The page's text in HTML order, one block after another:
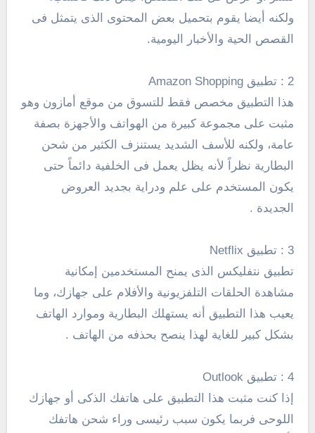
ولكنه أيضا يقوم بتحميل بعض المحتوى الذى يتمثل فى
القصص الحية والأخبار اليومية.
2 : تطبيق Amazon Shopping
هذا التطبيق مخصص فقط للتسوق من موقع أمازون وهو
مثبت على مجموعة كبيرة من الهواتف والأجهزة بصفة
عامة، ولكنه للأسف الشديد يستنزف الكثير من شحن
البطارية نظراً لأنه يظل يعمل فى الخلفية دائماً حتى
يكون المستخدم على علم ودراية بجديد العروض
الجديدة .
3 : تطبيق Netflix
تطبيق نتفليكس الذى يمنح المستخدمين إمكانية
مشاهدة الحلقات التلفزيونية والأفلام على جهازك، وما
يعيب هذا التطبيق أنه يستهلك البطارية وموارد الهاتف
بشكل كبير للغاية لهذا ينصح بحذفه من الهاتف .
4 : تطبيق Outlook
إذا كنت مثبت هذا التطبيق على هاتفك الذكى أو جهازك
اللوحى فربما يكون سبب رئيسى وراء شحن هاتفك